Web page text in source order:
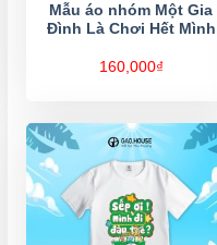
Mẫu áo nhóm Một Gia
Đình Là Chơi Hết Mình
160,000₫